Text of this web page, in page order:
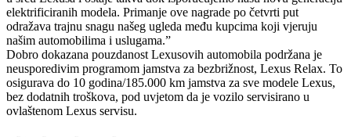
elektrificiranih modela. Primanje ove nagrade po četvrti put
odražava trajnu snagu našeg ugleda među kupcima koji vjeruju
našim automobilima i uslugama.”
Dobro dokazana pouzdanost Lexusovih automobila podržana je
neusporedivim programom jamstva za bezbrižnost, Lexus Relax. To
osigurava do 10 godina/185.000 km jamstva za sve modele Lexus,
bez dodatnih troškova, pod uvjetom da je vozilo servisirano u
ovlaštenom Lexus servisu.